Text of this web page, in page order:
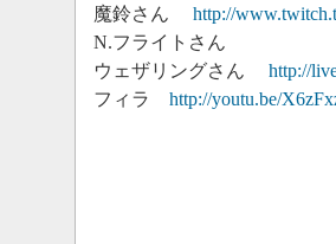
魔鈴さん http://
N.フライトさん
ウェザリングさん http://
フィラ http://youtu.be/